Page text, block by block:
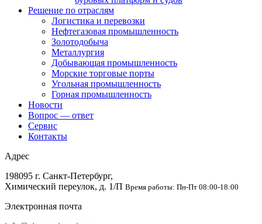
Решение по отраслям
Логистика и перевозки
Нефтегазовая промышленность
Золотодобыча
Металлургия
Добывающая промышленность
Морские торговые порты
Угольная промышленность
Горная промышленность
Новости
Вопрос — ответ
Сервис
Контакты
Адрес
198095 г. Санкт-Петербург,
Химический переулок, д. 1/П Время работы: Пн-Пт 08:00-18:00
Электронная почта